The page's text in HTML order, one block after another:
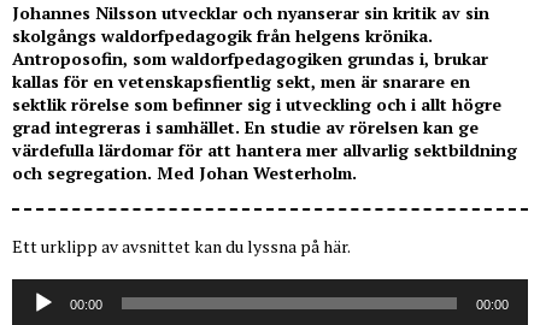
Johannes Nilsson utvecklar och nyanserar sin kritik av sin
skolgångs waldorfpedagogik från helgens krönika.
Antroposofin, som waldorfpedagogiken grundas i, brukar
kallas för en vetenskapsfientlig sekt, men är snarare en
sektlik rörelse som befinner sig i utveckling och i allt högre
grad integreras i samhället. En studie av rörelsen kan ge
värdefulla lärdomar för att hantera mer allvarlig sektbildning
och segregation. Med Johan Westerholm.
Ett urklipp av avsnittet kan du lyssna på här.
Ljudspelare
00:00 00:00